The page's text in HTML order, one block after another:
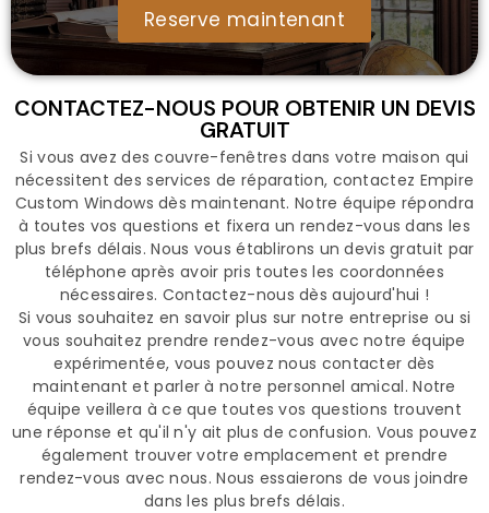
Reserve maintenant
CONTACTEZ-NOUS POUR OBTENIR UN DEVIS
GRATUIT
Si vous avez des couvre-fenêtres dans votre maison qui
nécessitent des services de réparation, contactez Empire
Custom Windows dès maintenant. Notre équipe répondra
à toutes vos questions et fixera un rendez-vous dans les
plus brefs délais. Nous vous établirons un devis gratuit par
téléphone après avoir pris toutes les coordonnées
nécessaires. Contactez-nous dès aujourd'hui !
Si vous souhaitez en savoir plus sur notre entreprise ou si
vous souhaitez prendre rendez-vous avec notre équipe
expérimentée, vous pouvez nous contacter dès
maintenant et parler à notre personnel amical. Notre
équipe veillera à ce que toutes vos questions trouvent
une réponse et qu'il n'y ait plus de confusion. Vous pouvez
également trouver votre emplacement et prendre
rendez-vous avec nous. Nous essaierons de vous joindre
dans les plus brefs délais.